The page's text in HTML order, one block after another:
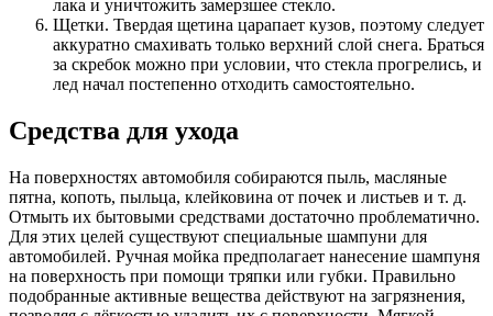
лака и уничтожить замерзшее стекло.
Щетки. Твердая щетина царапает кузов, поэтому следует
аккуратно смахивать только верхний слой снега. Браться
за скребок можно при условии, что стекла прогрелись, и
лед начал постепенно отходить самостоятельно.
Средства для ухода
На поверхностях автомобиля собираются пыль, масляные
пятна, копоть, пыльца, клейковина от почек и листьев и т. д.
Отмыть их бытовыми средствами достаточно проблематично.
Для этих целей существуют специальные шампуни для
автомобилей. Ручная мойка предполагает нанесение шампуня
на поверхность при помощи тряпки или губки. Правильно
подобранные активные вещества действуют на загрязнения,